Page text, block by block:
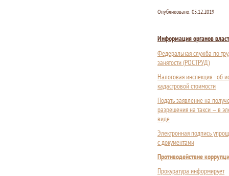
Опубликовано: 05.12.2019
Информация органов
Федеральная служба по
занятости (РОСТРУД)
Налоговая инспекция - об
кадастровой стоимости
Подать заявление на
разрешения на такси — в
виде
Электронная подпись
с документами
Противодействие
Прокуратура информирует